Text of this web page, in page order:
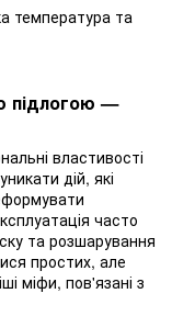
температура та
підлогою —
властивості
дій, які
часто
та розшарування
простих, але
міфи, пов'язані з